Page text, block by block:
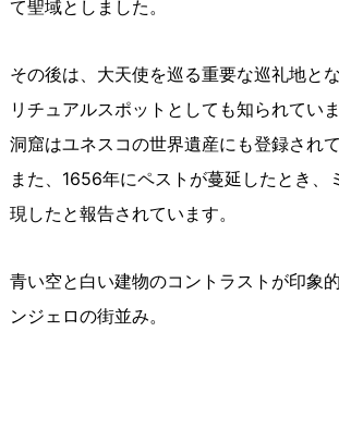
て聖域としました。
その後は、大天使を巡る重要な巡礼地と
リチュアルスポットとしても知られてい
洞窟はユネスコの世界遺産にも登録されて
また、1656年にペストが蔓延したとき、
現したと報告されています。
青い空と白い建物のコントラストが印象
ンジェロの街並み。